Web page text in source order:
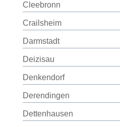
Cleebronn
Crailsheim
Darmstadt
Deizisau
Denkendorf
Derendingen
Dettenhausen